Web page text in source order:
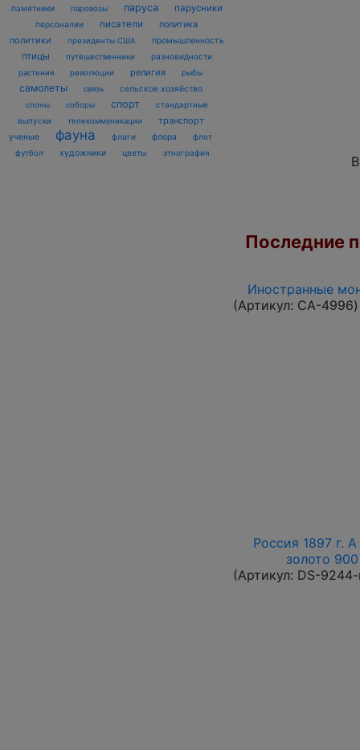
памятники паровозы паруса парусники
персоналии писатели
политика
политики
президенты США промышленность
птицы путешественники разновидности
растения революции религия рыбы
самолеты связь сельское хозяйство
слоны соборы спорт
стандартные
выпуски
телекоммуникации транспорт
ученые фауна флаги флора
флот
футбол
художники цветы этнография
Последние
Иностранные
(Артикул: CA-4996)
Россия 1897 г.
золото
(Артикул: DS-